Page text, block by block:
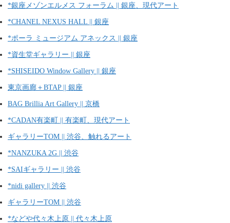
*銀座メゾンエルメス フォーラム || 銀座、現代アート
*CHANEL NEXUS HALL || 銀座
*ポーラ ミュージアム アネックス || 銀座
*資生堂ギャラリー || 銀座
*SHISEIDO Window Gallery || 銀座
東京画廊＋BTAP || 銀座
BAG Brillia Art Gallery || 京橋
*CADAN有楽町 || 有楽町、現代アート
ギャラリーTOM || 渋谷、触れるアート
*NANZUKA 2G || 渋谷
*SAIギャラリー || 渋谷
*nidi gallery || 渋谷
ギャラリーTOM || 渋谷
*などや代々木上原 || 代々木上原